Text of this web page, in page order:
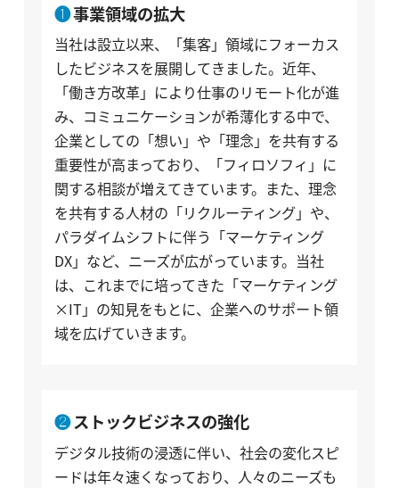
事業領域の拡大
当社は設立以来、「集客」領域にフォーカス
したビジネスを展開してきました。近年、
「働き方改革」により仕事のリモート化が進
み、コミュニケーションが希薄化する中で、
企業としての「想い」や「理念」を共有する
重要性が高まっており、「フィロソフィ」に
関する相談が増えてきています。また、理念
を共有する人材の「リクルーティング」や、
パラダイムシフトに伴う「マーケティング
DX」など、ニーズが広がっています。当社
は、これまでに培ってきた「マーケティング
×IT」の知見をもとに、企業へのサポート領
域を広げていきます。
ストックビジネスの強化
デジタル技術の浸透に伴い、社会の変化スピ
ードは年々速くなっており、人々のニーズも